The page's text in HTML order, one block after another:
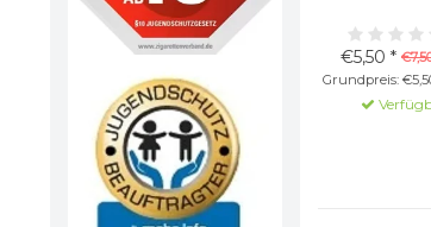
€5,50 *
Grundpreis: